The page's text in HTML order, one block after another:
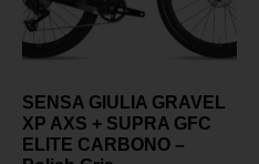
SENSA GIULIA GRAVEL
XP AXS + SUPRA GFC
ELITE CARBONO –